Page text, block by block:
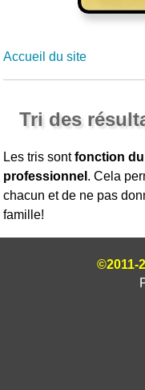
Accueil du site
Tri des
Les tris sontfonction
professionnel . Cela
chacun et de ne pas
famille!
©2011-